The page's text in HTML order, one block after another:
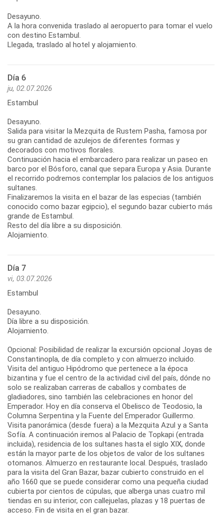
Desayuno.
A la hora convenida traslado al aeropuerto para tomar el vuelo
con destino Estambul.
Llegada, traslado al hotel y alojamiento.
Día 6
ju, 02.07.2026
Estambul
Desayuno.
Salida para visitar la Mezquita de Rustem Pasha, famosa por
su gran cantidad de azulejos de diferentes formas y
decorados con motivos florales.
Continuación hacia el embarcadero para realizar un paseo en
barco por el Bósforo, canal que separa Europa y Asia. Durante
el recorrido podremos contemplar los palacios de los antiguos
sultanes.
Finalizaremos la visita en el bazar de las especias (también
conocido como bazar egipcio), el segundo bazar cubierto más
grande de Estambul.
Resto del día libre a su disposición.
Alojamiento.
Día 7
vi, 03.07.2026
Estambul
Desayuno.
Día libre a su disposición.
Alojamiento.
Opcional: Posibilidad de realizar la excursión opcional Joyas de
Constantinopla, de día completo y con almuerzo incluido.
Visita del antiguo Hipódromo que pertenece a la época
bizantina y fue el centro de la actividad civil del país, dónde no
solo se realizaban carreras de caballos y combates de
gladiadores, sino también las celebraciones en honor del
Emperador. Hoy en día conserva el Obelisco de Teodosio, la
Columna Serpentina y la Fuente del Emperador Guillermo.
Visita panorámica (desde fuera) a la Mezquita Azul y a Santa
Sofía. A continuación iremos al Palacio de Topkapi (entrada
incluida), residencia de los sultanes hasta el siglo XIX, donde
están la mayor parte de los objetos de valor de los sultanes
otomanos. Almuerzo en restaurante local. Después, traslado
para la visita del Gran Bazar, bazar cubierto construido en el
año 1660 que se puede considerar como una pequeña ciudad
cubierta por cientos de cúpulas, que alberga unas cuatro mil
tiendas en su interior, con callejuelas, plazas y 18 puertas de
acceso. Fin de visita en el gran bazar.